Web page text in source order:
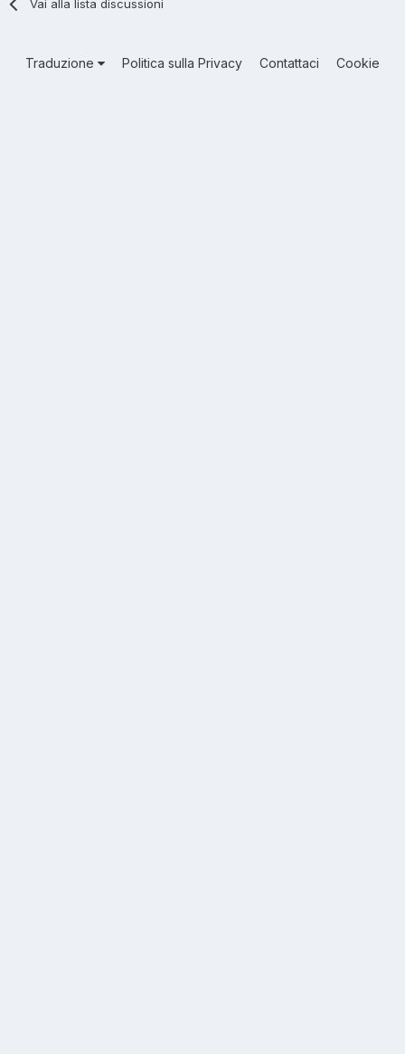
Vai alla lista discussioni
Traduzione Politica sulla Privacy Contattaci Cookie